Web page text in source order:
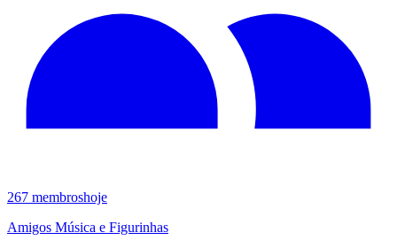
267 membroshoje
Amigos Música e Figurinhas